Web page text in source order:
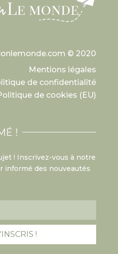
© 2020
Mentions légales
de confidentialité
de cookies (EU)
!
! Inscrivez-vous à notre
informé des nouveautés